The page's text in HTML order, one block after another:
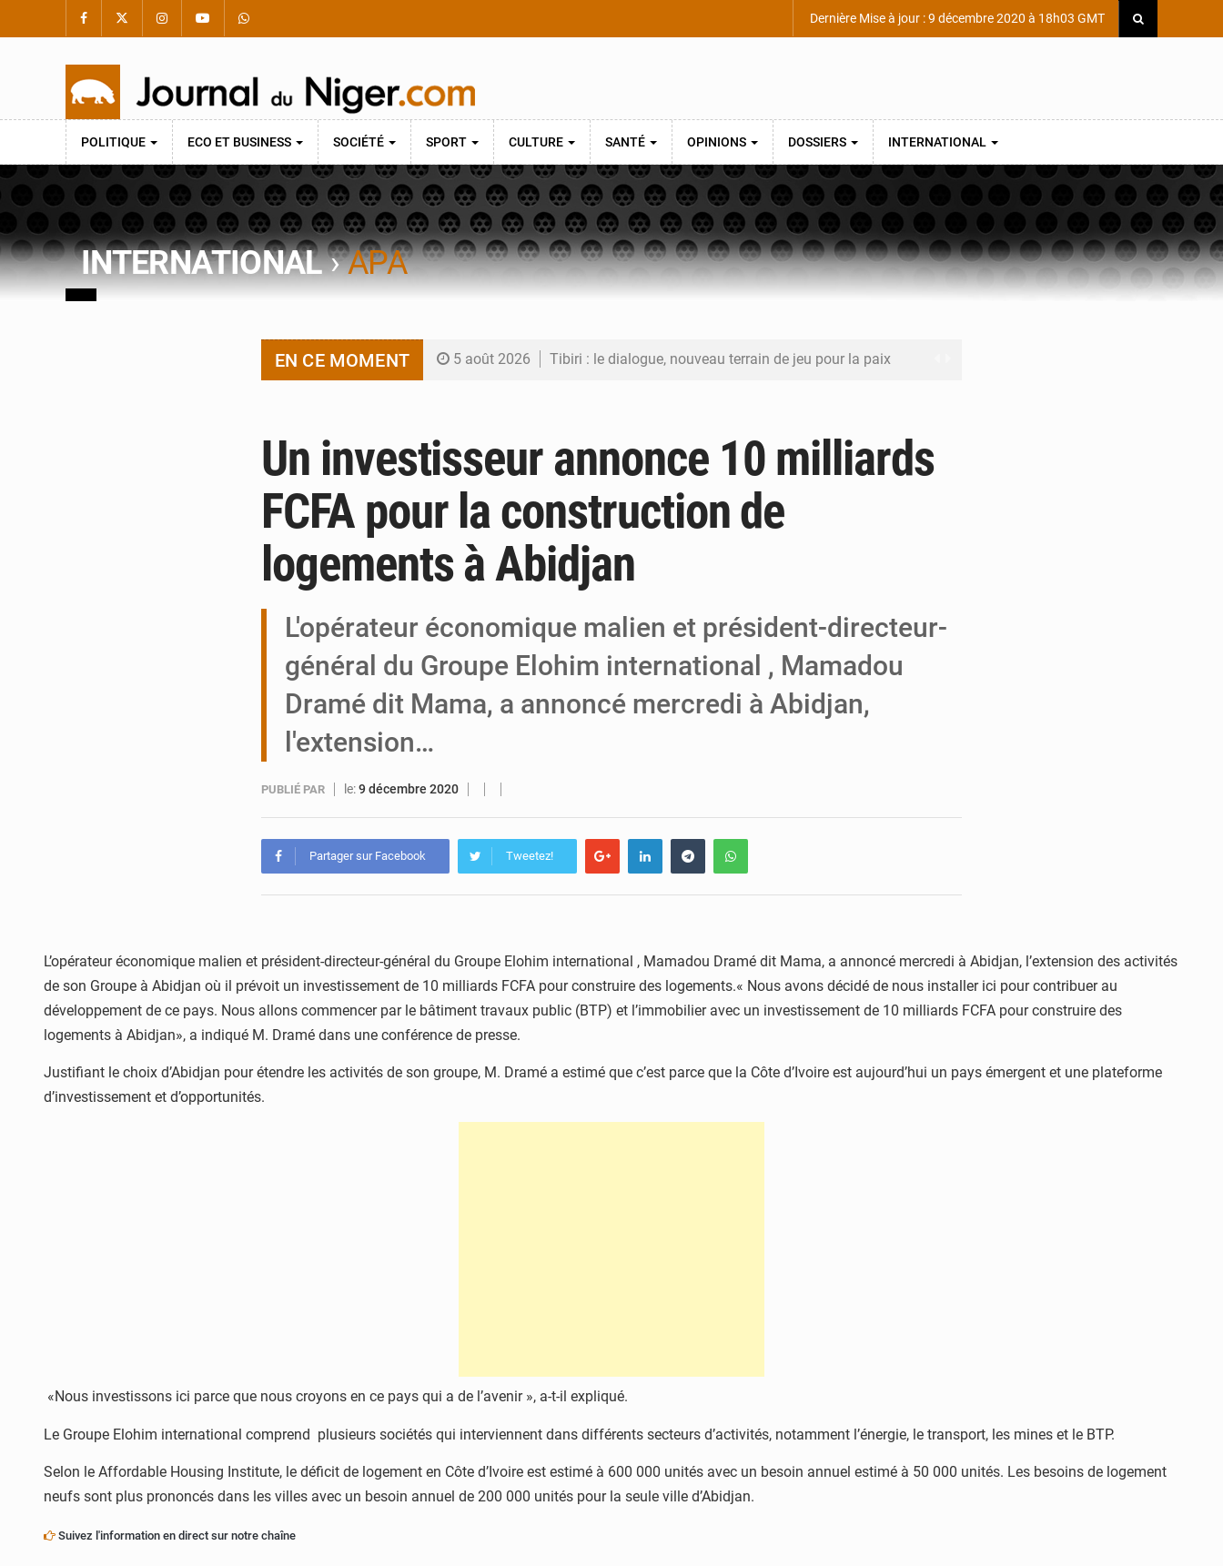
Dernière Mise à jour : 9 décembre 2020 à 18h03 GMT
POLITIQUE ECO ET BUSINESS SOCIÉTÉ SPORT CULTURE SANTÉ OPINIONS DOSSIERS INTERNATIONAL
INTERNATIONAL›APA
EN CE MOMENT 5 août 2026 Tibiri : le dialogue, nouveau terrain de jeu pour la paix
Niger : Abdoulaye Seydou en visite à la MCC de Malbaza
4 août 2026 Niamey : Mohamed Toumba enchaîne les audiences
4 août 2026 Arlit : La police d’Akokan démantèle deux réseaux criminels
Un investisseur annonce 10 milliards
FCFA pour la construction de
logements à Abidjan
L'opérateur économique malien et président-directeur-
général du Groupe Elohim international , Mamadou
Dramé dit Mama, a annoncé mercredi à Abidjan,
l'extension…
PUBLIÉ PAR le:9 décembre 2020
Partager sur Facebook Tweetez!
L’opérateur économique malien et président-directeur-général du Groupe Elohim international , Mamadou Dramé dit Mama, a annoncé mercredi à Abidjan, l’extension des activités
de son Groupe à Abidjan où il prévoit un investissement de 10 milliards FCFA pour construire des logements.« Nous avons décidé de nous installer ici pour contribuer au
développement de ce pays. Nous allons commencer par le bâtiment travaux public (BTP) et l’immobilier avec un investissement de 10 milliards FCFA pour construire des
logements à Abidjan», a indiqué M. Dramé dans une conférence de presse.
Justifiant le choix d’Abidjan pour étendre les activités de son groupe, M. Dramé a estimé que c’est parce que la Côte d’Ivoire est aujourd’hui un pays émergent et une plateforme
d’investissement et d’opportunités.
«Nous investissons ici parce que nous croyons en ce pays qui a de l’avenir », a-t-il expliqué.
Le Groupe Elohim international comprend plusieurs sociétés qui interviennent dans différents secteurs d’activités, notamment l’énergie, le transport, les mines et le BTP.
Selon le Affordable Housing Institute, le déficit de logement en Côte d’Ivoire est estimé à 600 000 unités avec un besoin annuel estimé à 50 000 unités. Les besoins de logement
neufs sont plus prononcés dans les villes avec un besoin annuel de 200 000 unités pour la seule ville d’Abidjan.
Suivez l'information en direct sur notre chaîne